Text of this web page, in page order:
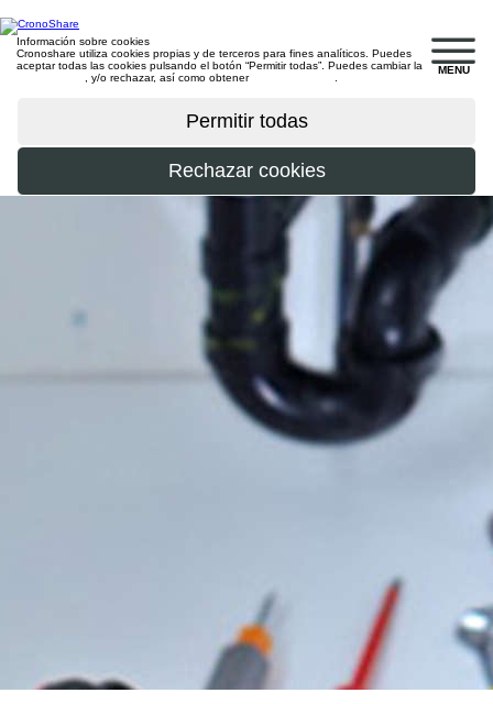
MENU
Información sobre cookies
Cronoshare utiliza cookies propias y de terceros para fines analíticos. Puedes
aceptar todas las cookies pulsando el botón “Permitir todas”. Puedes cambiar la
, y/o rechazar, así como obtener